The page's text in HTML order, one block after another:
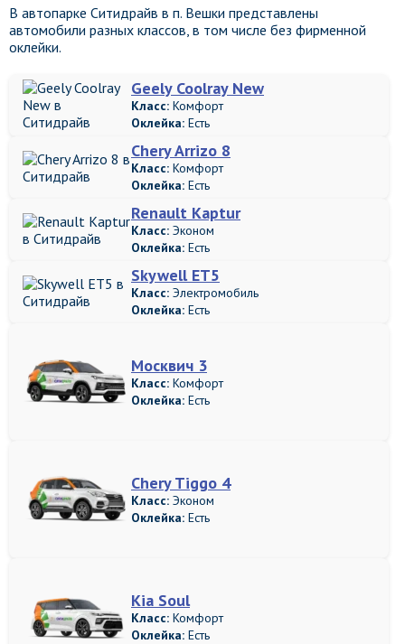
В автопарке Ситидрайв в п. Вешки представлены
автомобили разных классов, в том числе без фирменной
оклейки.
Geely Coolray New
Класс: Комфорт
Оклейка: Есть
Chery Arrizo 8
Класс: Комфорт
Оклейка: Есть
Renault Kaptur
Класс: Эконом
Оклейка: Есть
Skywell ET5
Класс: Электромобиль
Оклейка: Есть
Москвич 3
Класс: Комфорт
Оклейка: Есть
Chery Tiggo 4
Класс: Эконом
Оклейка: Есть
Kia Soul
Класс: Комфорт
Оклейка: Есть